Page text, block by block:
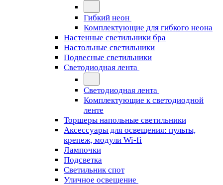
Гибкий неон
Комплектующие для гибкого неона
Настенные светильники бра
Настольные светильники
Подвесные светильники
Светодиодная лента
Светодиодная лента
Комплектующие к светодиодной
ленте
Торшеры напольные светильники
Аксессуары для освещения: пульты,
крепеж, модули Wi-fi
Лампочки
Подсветка
Светильник спот
Уличное освещение